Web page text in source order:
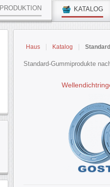
PRODUKTION KATALOG
Haus Katalog
Standard-Gummiprodukte